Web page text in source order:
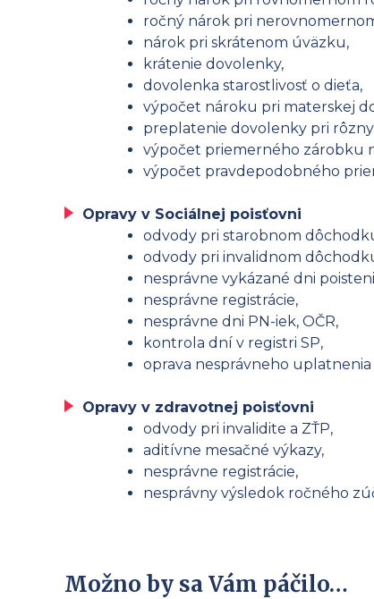
ročný nárok pri
nárok pri skrátenom úväzku,
krátenie dovolenky,
dovolenka starostlivosť o dieťa,
výpočet nároku pri materskej
preplatenie dovolenky pri
výpočet priemerného zárobku
výpočet pravdepodobného
Opravy v Sociálnej poisťovni
odvody pri starobnom
odvody pri invalidnom
nesprávne vykázané dni
nesprávne registrácie,
nesprávne dni PN-iek, OČR,
kontrola dní v registri SP,
oprava nesprávneho
Opravy v zdravotnej poisťovni
odvody pri invalidite a ZŤP,
aditívne mesačné výkazy,
nesprávne registrácie,
nesprávny výsledok ročného
Možno by sa Vám páčilo…